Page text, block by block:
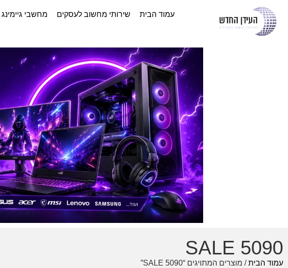
עמוד הבית שירותי מחשוב לעסקים מחשבי גיימינג
5090 SALE
עמוד הבית/ מוצרים המתויגים “5090 SALE”